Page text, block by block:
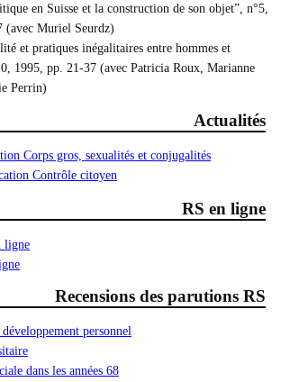
en Suisse et la construction de son objet”, n°5,
(avec Muriel Seurdz)
et pratiques inégalitaires entre hommes et
1995, pp. 21-37 (avec Patricia Roux, Marianne
Perrin)
Actualités
Corps gros, sexualités et conjugalités
Contrôle citoyen
RS en ligne
ligne
Recensions des parutions RS
personnel
dans les années 68